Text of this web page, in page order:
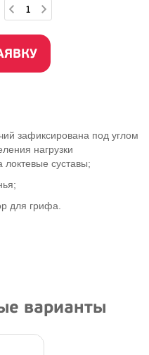
зафиксирована под углом
нагрузки
локтевые суставы;
для грифа.
варианты